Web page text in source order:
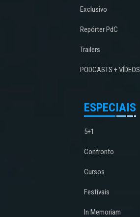
Exclusivo
Repórter PdC
Trailers
PODCASTS + VÍDEOS
ESPECIAIS
5+1
Confronto
Cursos
Festivais
In Memoriam